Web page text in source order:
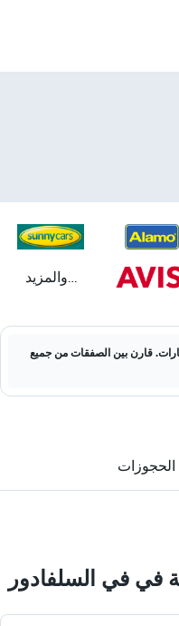
...والمزيد
السيارات. قارن بين الصفقات من جميع
في في السلفادور